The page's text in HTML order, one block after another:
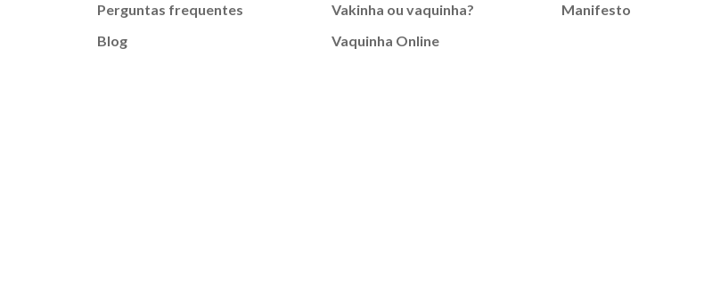
Perguntas frequentes
Blog
Vakinha ou vaquinha?
Vaquinha Online
Manifesto